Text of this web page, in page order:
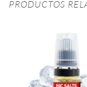
PRODUCTOS